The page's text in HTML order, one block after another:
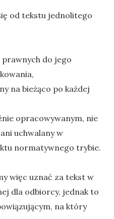
od tekstu jednolitego
do jego
na bieżąco po każdej
opracowywanym, nie
uchwalany w
normatywnego trybie.
więc uznać za tekst w
dla odbiorcy, jednak to
na który